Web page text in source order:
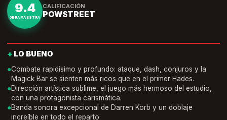
9.4
OBRA MAESTRA
CALIFICACIÓN
POWSTREET
+ LO BUENO
●Combate rapidísimo y profundo: ataque, dash, conjuros y la
Magick Bar se sienten más ricos que en el primer Hades.
●Dirección artística sublime, el juego más hermoso del estudio,
con una protagonista carismática.
●Banda sonora excepcional de Darren Korb y un doblaje
increíble en todo el reparto.